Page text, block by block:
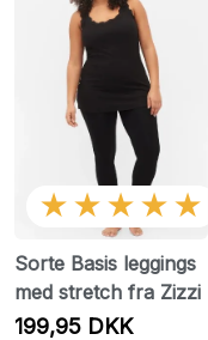
★★★★★
Sorte Basis leggings
med stretch fra Zizzi
199,95 DKK